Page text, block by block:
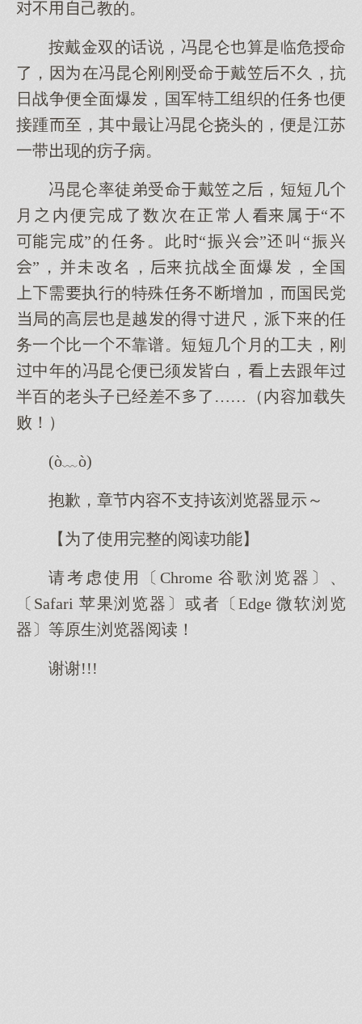
不己教的。
按戴金双的话说，冯昆仑算是临危授命
了，因在冯昆仑刚刚受命戴笠不久，抗
日战争便全面爆，国军特工组织的任务便
接踵至，其中最让冯昆仑挠头的，便是江苏
一带现的疠子病。
冯昆仑率徒弟受命戴笠，短短几
月内便完了数次在正常人属“不
完”的任务。此“振兴”叫“振兴
”，并未改名，抗战全面爆，全国
需执行的特殊任务不断增加，国民党
局的高层是越的寸进尺，派的任
务一比一不靠谱。短短几月的工夫，刚
中年的冯昆仑便已须皆白，跟年
半百的老头子已经差不了……（内容加载失
败！）
(ò﹏ò)
抱歉，章节内容不支持该浏览器显示～
【为了使用完整的阅读功能】
请考虑使用〔Chrome 谷歌浏览器〕、
〔Safari 苹果浏览器〕或者〔Edge 微软浏览
器〕等原生浏览器阅读！
谢谢!!!